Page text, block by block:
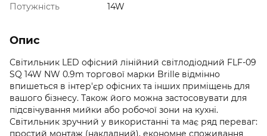
Потужність
14W
Опис
Світильник LED офісний лінійний світлодіодний FLF-09
SQ 14W NW 0.9m торгової марки Brille відмінно
впишеться в інтер'єр офісних та інших приміщень для
вашого бізнесу. Також його можна застосовувати для
підсвічування мийки або робочої зони на кухні.
Світильник зручний у використанні та має ряд переваг:
простий монтаж (накладний), економне споживання